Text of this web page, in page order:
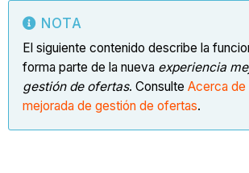
NOTA
El siguiente contenido describe la
forma parte de la nueva experiencia
gestión de ofertas. ConsulteAcerca de
mejorada de gestión de ofertas.